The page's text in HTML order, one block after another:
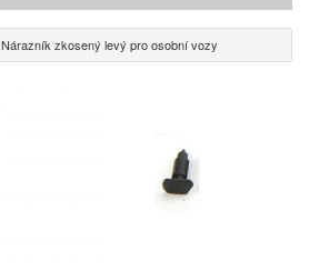
Nárazník zkosený levý pro osobní vozy